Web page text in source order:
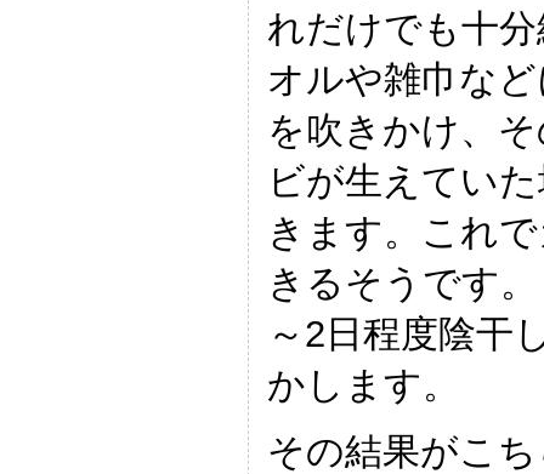
れだけでも十
オルや雑巾な
を吹きかけ、
ビが生えてい
きます。これ
きるそうです
～2日程度陰干
かします。
その結果がこ